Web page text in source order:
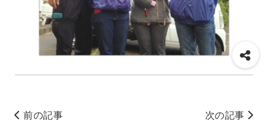
前の記事 次の記事